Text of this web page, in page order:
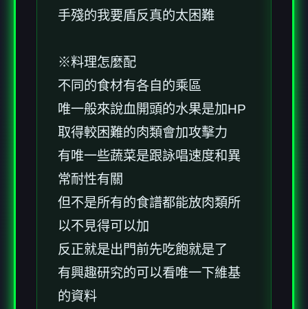
手殘的我要盾反真的太困難
※料理怎麼配
不同的食材有各自的乘區
唯一般來說血開頭的水果是加HP
取得較困難的肉類會加攻擊力
有唯一些蔬菜是跟詠唱速度和異
常耐性有關
但不是所有的食譜都能放肉類所
以不見得可以加
反正就是出門前先吃飽就是了
有興趣研究的可以看唯一下維基
的資料